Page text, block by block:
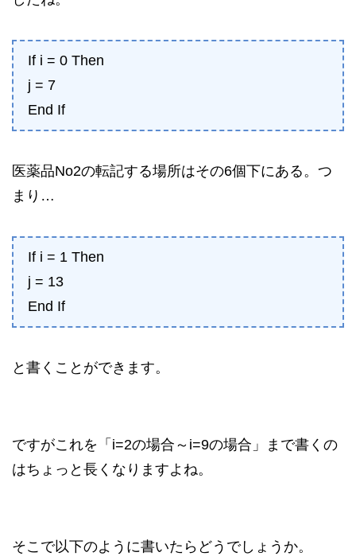
If i = 0 Then
j = 7
End If
医薬品No2の転記する場所はその6個下にある。つ
まり…
If i = 1 Then
j = 13
End If
と書くことができます。
ですがこれを「i=2の場合～i=9の場合」まで書くの
はちょっと長くなりますよね。
そこで以下のように書いたらどうでしょうか。